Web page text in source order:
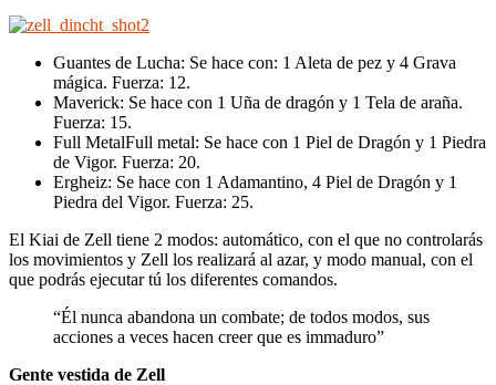
Guantes de Lucha: Se hace con: 1 Aleta de pez y 4 Grava
mágica. Fuerza: 12.
Maverick: Se hace con 1 Uña de dragón y 1 Tela de araña.
Fuerza: 15.
Full MetalFull metal: Se hace con 1 Piel de Dragón y 1 Piedra
de Vigor. Fuerza: 20.
Ergheiz: Se hace con 1 Adamantino, 4 Piel de Dragón y 1
Piedra del Vigor. Fuerza: 25.
El Kiai de Zell tiene 2 modos: automático, con el que no controlarás
los movimientos y Zell los realizará al azar, y modo manual, con el
que podrás ejecutar tú los diferentes comandos.
“Él nunca abandona un combate; de todos modos, sus
acciones a veces hacen creer que es immaduro”
Gente vestida de Zell